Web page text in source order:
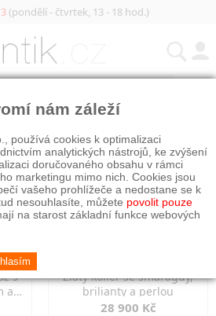
(pondělí - čtvrtek, 13 - 18 hod.)
s
a
Zlatý kolier se smaragdy,
brilianty a perlou
28 900 Kč
nám záleží
používá cookies k optimalizaci
analytických nástrojů, ke zvýšení
doručovaného obsahu v rámci
marketingu mimo nich. Cookies jsou
vašeho prohlížeče a nedostane se k
nesouhlasíte, můžete povolit pouze
na starost základní funkce webových